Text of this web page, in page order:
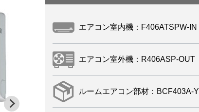
エアコン室内機：F406ATSPW-IN
エアコン室外機：R406ASP-OUT
ルームエアコン部材：BCF403A-Y